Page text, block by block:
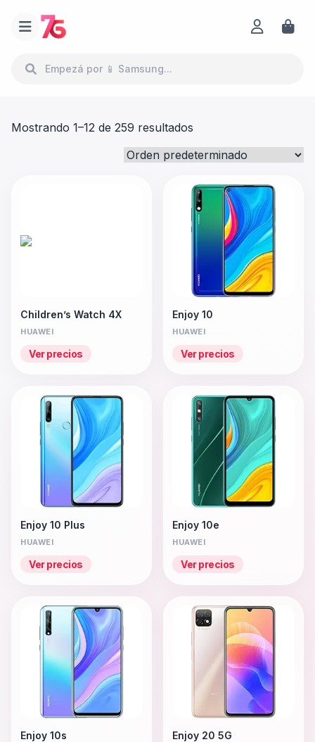
Mostrando 1–12 de 259 resultados
Children’s Watch 4X
HUAWEI
Ver precios
Enjoy 10
HUAWEI
Ver precios
Enjoy 10 Plus
HUAWEI
Ver precios
Enjoy 10e
HUAWEI
Ver precios
Enjoy 10s Enjoy 20 5G